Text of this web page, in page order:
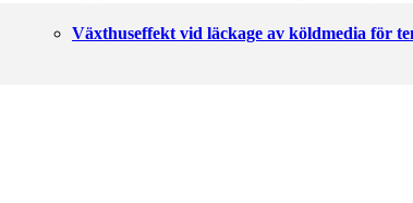
Växthuseffekt vid läckage av köldmedia för